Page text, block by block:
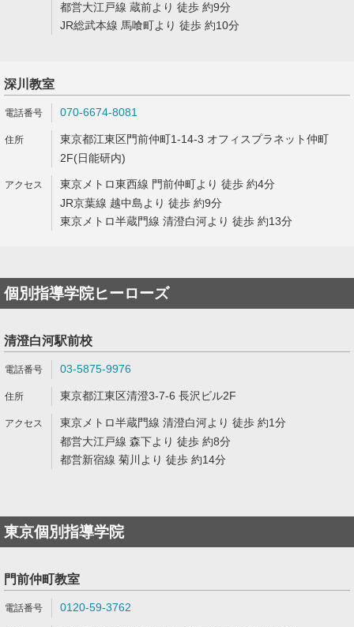
都営大江戸線 蔵前より 徒歩 約9分
JR総武本線 馬喰町より 徒歩 約10分
深川教室
070-6674-8081
東京都江東区門前仲町1-14-3 オフィスプラネット仲町
2F(日能研内)
東京メトロ東西線 門前仲町より 徒歩 約4分
JR京葉線 越中島より 徒歩 約9分
東京メトロ半蔵門線 清澄白河より 徒歩 約13分
個別指導学院ヒーローズ
清澄白河駅前校
03-5875-9976
東京都江東区清澄3-7-6 長沢ビル2F
東京メトロ半蔵門線 清澄白河より 徒歩 約1分
都営大江戸線 森下より 徒歩 約8分
都営新宿線 菊川より 徒歩 約14分
東京個別指導学院
門前仲町教室
0120-59-3762